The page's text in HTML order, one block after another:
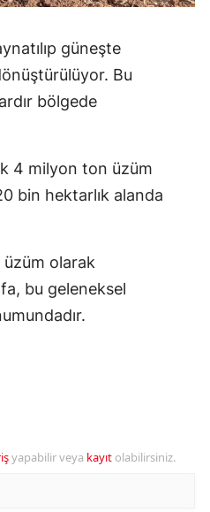
güneşte
Bu
bölgede
4 milyon ton üzüm
bin hektarlık alanda
olarak
bu geleneksel
yapabilir veya kayıt olabilirsiniz.